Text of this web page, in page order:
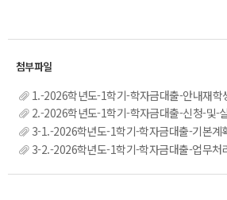
1.-2026학년도-1학기-학자금대출-안내재
2.-2026학년도-1학기-학자금대출-신청-및-
3-1.-2026학년도-1학기-학자금대출-기본
3-2.-2026학년도-1학기-학자금대출-업무